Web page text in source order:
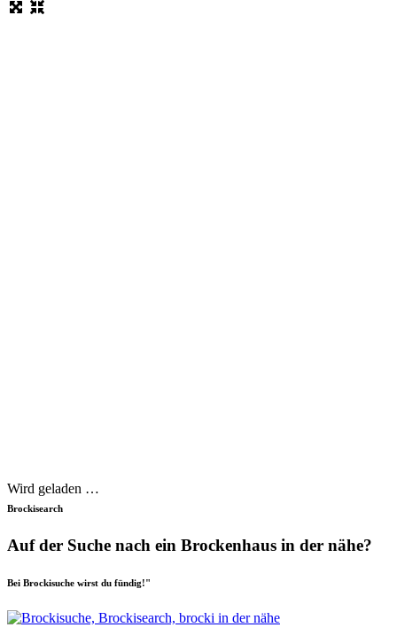
Wird geladen …
Brockisearch
Auf der Suche nach ein Brockenhaus in der nähe?
Bei Brockisuche wirst du fündig!"